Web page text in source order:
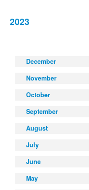
2023
December
November
October
September
August
July
June
May